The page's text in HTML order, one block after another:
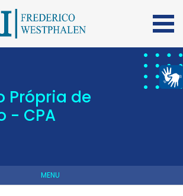
Própria de
- CPA
MENU